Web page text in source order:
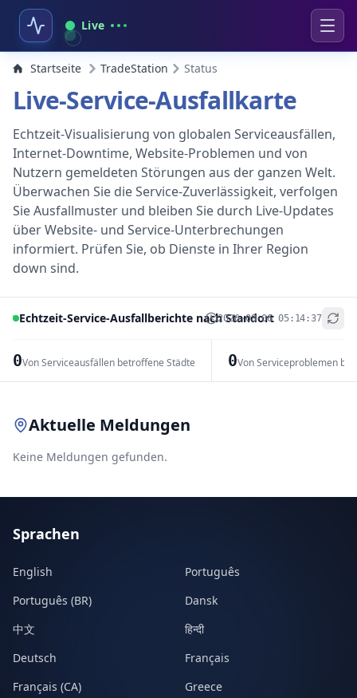
Live
Startseite TradeStation Status
Live-Service-Ausfallkarte
Echtzeit-Visualisierung von globalen Serviceausfällen,
Internet-Downtime, Website-Problemen und von
Nutzern gemeldeten Störungen aus der ganzen Welt.
Überwachen Sie die Service-Zuverlässigkeit, verfolgen
Sie Ausfallmuster und bleiben Sie durch Live-Updates
über Website- und Service-Unterbrechungen
informiert. Prüfen Sie, ob Dienste in Ihrer Region
down sind.
Echtzeit-Service-Ausfallberichte nach Standort
2026-08-06 05:14:37
0Von Serviceausfällen betroffene Städte 0Von Serviceproblemen
+
Aktuelle Meldungen
Keine Meldungen gefunden.
Sprachen
English
Português
Português (BR)
Dansk
中文
हिन्दी
Deutsch
Français
Français (CA)
Greece